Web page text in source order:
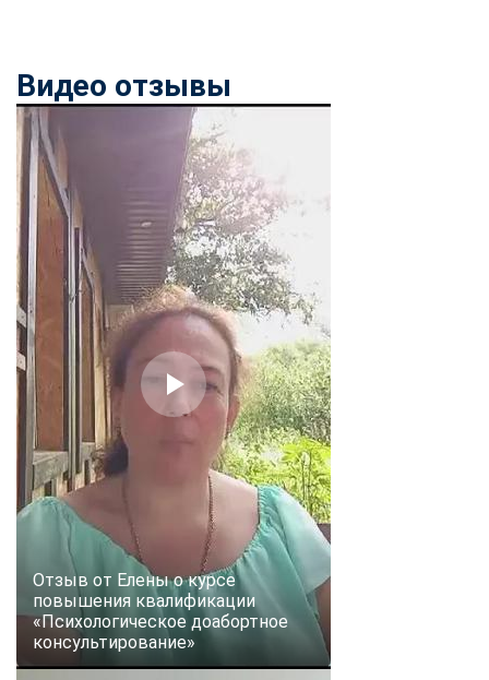
Видео отзывы
Отзыв от Елены о курсе
повышения квалификации
«Психологическое доабортное
консультирование»